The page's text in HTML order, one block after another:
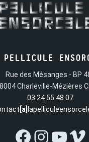
Rue des Mésanges - BP
Charleville-Mézières
03 24 55 48 07
[a]
Facebook